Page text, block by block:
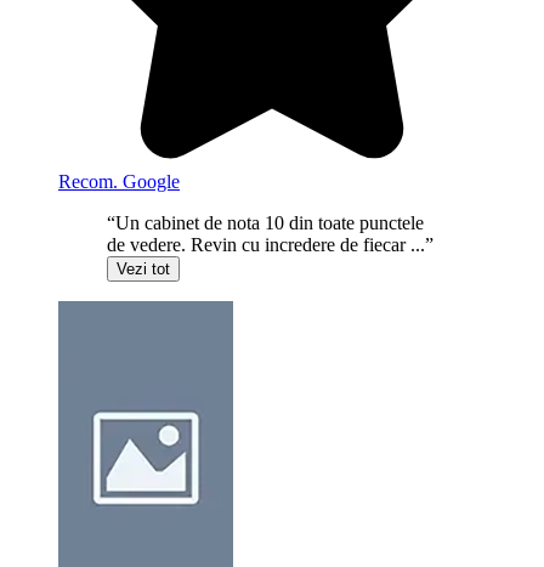
Recom. Google
“Un cabinet de nota 10 din toate punctele
de vedere. Revin cu incredere de fiecar ...”
Vezi tot